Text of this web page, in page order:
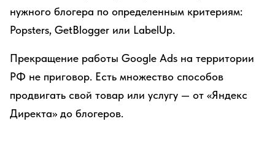
нужного блогера по определенным критериям:
Popsters, GetBlogger или LabelUp.
Прекращение работы Google Ads на территории
РФ не приговор. Есть множество способов
продвигать свой товар или услугу — от «Яндекс
Директа» до блогеров.